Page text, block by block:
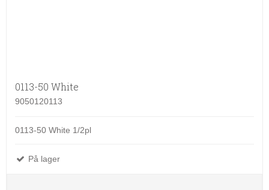
0113-50 White
9050120113
0113-50 White 1/2pl
På lager